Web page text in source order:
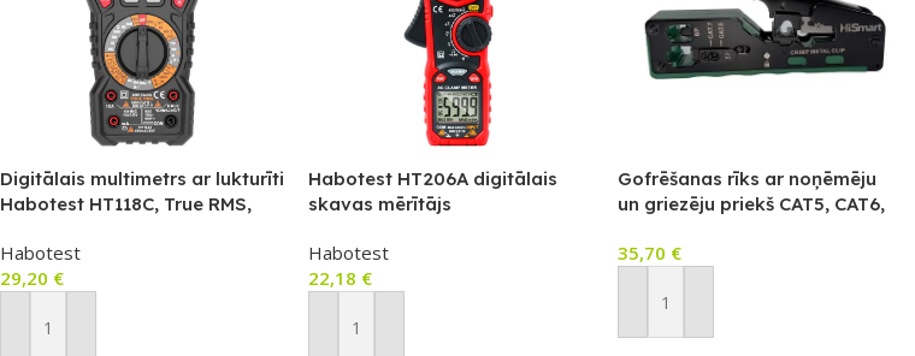
Digitālais multimetrs ar lukturīti
Habotest HT118C, True RMS,
Habotest
29,20 €
Pievienot Grozam
Habotest HT206A digitālais
skavas mērītājs
Habotest
22,18 €
Pievienot Grozam
Gofrēšanas rīks ar noņēmēju
un griezēju priekš CAT5, CAT6,
35,70 €
Pievienot Grozam